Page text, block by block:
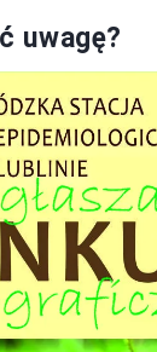
uwagę?